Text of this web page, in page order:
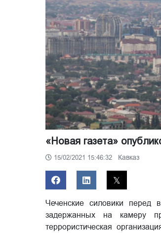
«Новая газета»
15/02/2021 15:46:32 Кавказ
Чеченские силовики перед
задержанных на камеру
террористическая